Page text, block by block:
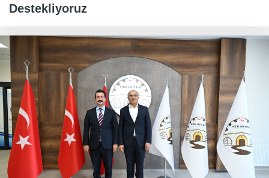
Destekliyoruz